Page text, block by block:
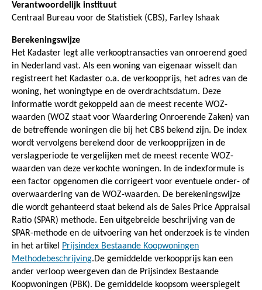
Verantwoordelijk instituut
Centraal Bureau voor de Statistiek (CBS), Farley Ishaak
Berekeningswijze
Het Kadaster legt alle verkooptransacties van onroerend goed
in Nederland vast. Als een woning van eigenaar wisselt dan
registreert het Kadaster o.a. de verkoopprijs, het adres van de
woning, het woningtype en de overdrachtsdatum. Deze
informatie wordt gekoppeld aan de meest recente WOZ-
waarden (WOZ staat voor Waardering Onroerende Zaken) van
de betreffende woningen die bij het CBS bekend zijn. De index
wordt vervolgens berekend door de verkoopprijzen in de
verslagperiode te vergelijken met de meest recente WOZ-
waarden van deze verkochte woningen. In de indexformule is
een factor opgenomen die corrigeert voor eventuele onder- of
overwaardering van de WOZ-waarden. De berekeningswijze
die wordt gehanteerd staat bekend als de Sales Price Appraisal
Ratio (SPAR) methode. Een uitgebreide beschrijving van de
SPAR-methode en de uitvoering van het onderzoek is te vinden
in het artikel
Prijsindex Bestaande Koopwoningen
Methodebeschrijving.De gemiddelde verkoopprijs kan een
ander verloop weergeven dan de Prijsindex Bestaande
Koopwoningen (PBK). De gemiddelde koopsom weerspiegelt